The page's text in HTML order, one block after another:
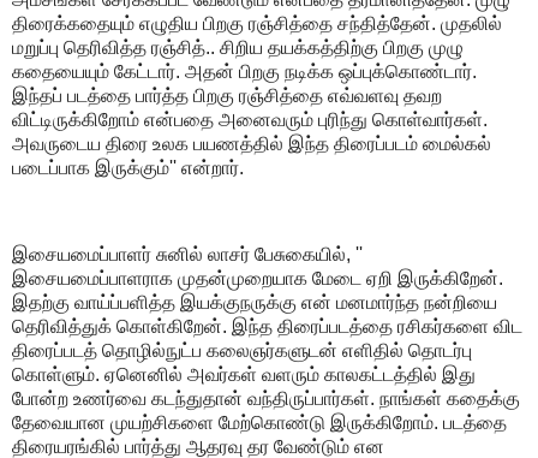
திரைக்கதையும் எழுதிய பிறகு ரஞ்சித்தை சந்தித்தேன். முதலில்
மறுப்பு தெரிவித்த ரஞ்சித்.. சிறிய தயக்கத்திற்கு பிறகு முழு
கதையையும் கேட்டார். அதன் பிறகு நடிக்க ஒப்புக்கொண்டார்.
இந்தப் படத்தை பார்த்த பிறகு ரஞ்சித்தை எவ்வளவு தவற
விட்டிருக்கிறோம் என்பதை அனைவரும் புரிந்து கொள்வார்கள்.
அவருடைய திரை உலக பயணத்தில் இந்த திரைப்படம் மைல்கல்
படைப்பாக இருக்கும்'' என்றார்.
இசையமைப்பாளர் சுனில் லாசர் பேசுகையில், ''
இசையமைப்பாளராக முதன்முறையாக மேடை ஏறி இருக்கிறேன்.
இதற்கு வாய்ப்பளித்த இயக்குநருக்கு என் மனமார்ந்த நன்றியை
தெரிவித்துக் கொள்கிறேன். இந்த திரைப்படத்தை ரசிகர்களை விட
திரைப்படத் தொழில்நுட்ப கலைஞர்களுடன் எளிதில் தொடர்பு
கொள்ளும். ஏனெனில் அவர்கள் வளரும் காலகட்டத்தில் இது
போன்ற உணர்வை கடந்துதான் வந்திருப்பார்கள். நாங்கள் கதைக்கு
தேவையான முயற்சிகளை மேற்கொண்டு இருக்கிறோம். படத்தை
திரையரங்கில் பார்த்து ஆதரவு தர வேண்டும் என